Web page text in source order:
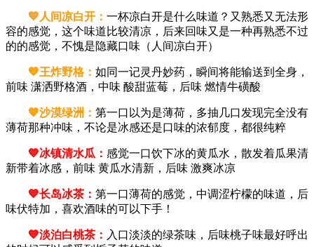
💙人间凉白开： 一杯凉白开是什么味道？又熟悉又无法形
容的感觉，这个味道比较清凉，后来回味又是一种再熟悉不过
的的感觉，不愧是隐藏口味（人间凉白开）
💙王炸野格： 如同一记灵丹妙药，瞬间将能输送到全身，
前味 潇洒野格酒，中味 酸甜蓝莓，后味 燃情牛磺酸
💙沙漠绿洲： 第一口以为是薄荷，多抽几口发现完全没有
薄荷那种冲味，不论是冰感还是口味的浓郁度，都很纯粹
💙冰镇清水瓜： 感觉一口饮下冰的黄瓜水，散发着瓜果清
新带着冰感，前味 黄瓜水清新，后味 激爽冰凉
💙长岛冰茶： 第一口薄荷的感觉，中调涩柠檬的味道，后
味伏特加，喜欢酒味的可以下手！
💙淡泊白桃茶： 入口淡淡的绿茶味，后味桃子味最好呼出